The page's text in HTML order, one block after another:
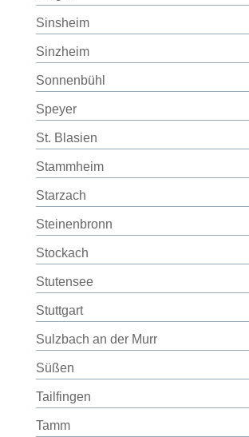
Sinsheim
Sinzheim
Sonnenbühl
Speyer
St. Blasien
Stammheim
Starzach
Steinenbronn
Stockach
Stutensee
Stuttgart
Sulzbach an der Murr
Süßen
Tailfingen
Tamm